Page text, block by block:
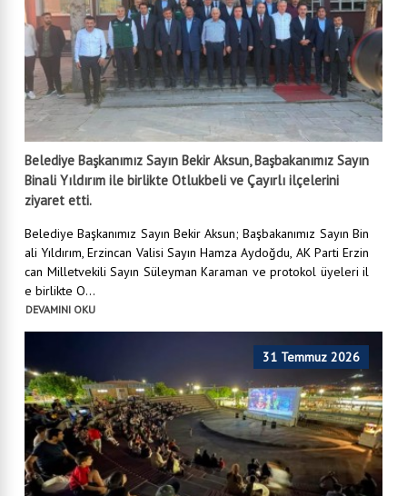
Belediye Başkanımız Sayın Bekir Aksun, Başbakanımız Sayın
Binali Yıldırım ile birlikte Otlukbeli ve Çayırlı ilçelerini
ziyaret etti.
Belediye Başkanımız Sayın Bekir Aksun; Başbakanımız Sayın Bin
ali Yıldırım, Erzincan Valisi Sayın Hamza Aydoğdu, AK Parti Erzin
can Milletvekili Sayın Süleyman Karaman ve protokol üyeleri il
e birlikte O...
DEVAMINI OKU
31 Temmuz 2026